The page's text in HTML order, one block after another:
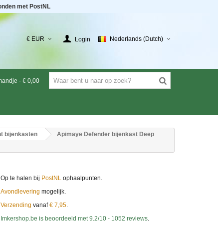
met PostNL
€ EUR Login Nederlands (Dutch)
- € 0,00
bijenkasten
Apimaye Defender bijenkast Deep
te halen bij PostNLophaalpunten.
mogelijk.
vanaf€ 7,95.
Imkershop.be is beoordeeld met9.2/10 -1052 reviews.